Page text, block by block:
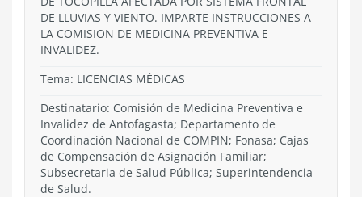
DE LLUVIAS Y VIENTO. IMPARTE INSTRUCCIONES A
LA COMISION DE MEDICINA PREVENTIVA E
INVALIDEZ.
Tema: LICENCIAS MÉDICAS
Destinatario: Comisión de Medicina Preventiva e
Invalidez de Antofagasta; Departamento de
Coordinación Nacional de COMPIN; Fonasa; Cajas
de Compensación de Asignación Familiar;
Subsecretaria de Salud Pública; Superintendencia
de Salud.